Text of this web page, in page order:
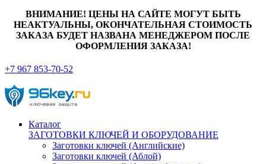
ВНИМАНИЕ! ЦЕНЫ НА САЙТЕ МОГУТ БЫТЬ
НЕАКТУАЛЬНЫ, ОКОНЧАТЕЛЬНАЯ СТОИМОСТЬ
ЗАКАЗА БУДЕТ НАЗВАНА МЕНЕДЖЕРОМ ПОСЛЕ
ОФОРМЛЕНИЯ ЗАКАЗА!
+7 967 853-70-52
Каталог
ЗАГОТОВКИ КЛЮЧЕЙ И ОБОРУДОВАНИЕ
Заготовки ключей (Английские)
Заготовки ключей (Аблой)